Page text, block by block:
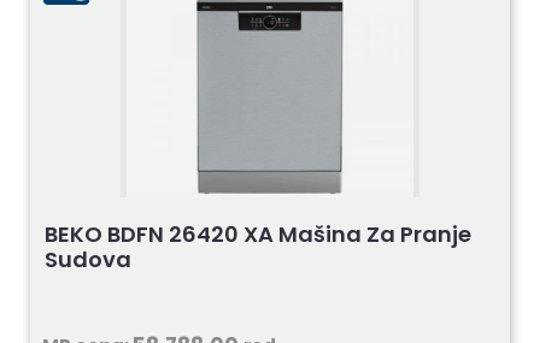
BEKO BDFN 26420 XA Mašina Za Pranje
Sudova